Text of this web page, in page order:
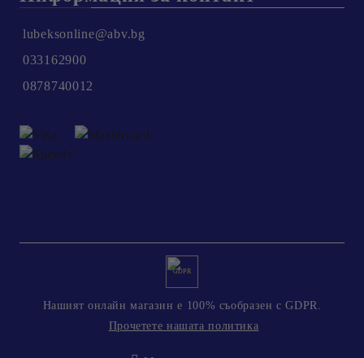
lubeksonline@abv.bg
033162900
0878740012
GDPR
Нашият онлайн магазин е 100% съобразен с GDPR.
Прочетете нашата политика